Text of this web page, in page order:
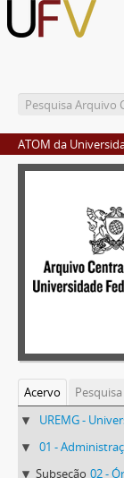
ATOM da
Acervo
UREMG -
01 -
Subseção 02 -